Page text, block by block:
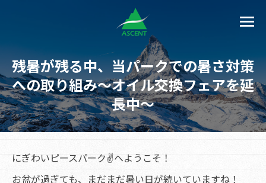
残暑が残る中、当パークでの暑さ対策
への取り組み～オイル交換フェアを延
長中～
にぎわいピースパーク✌へようこそ！
お盆が過ぎても、まだまだ暑い日が続いていますね！